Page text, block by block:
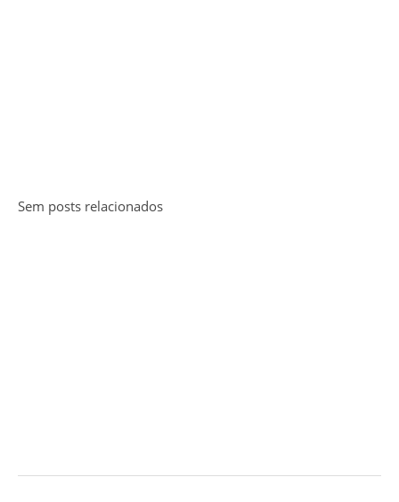
Sem posts relacionados